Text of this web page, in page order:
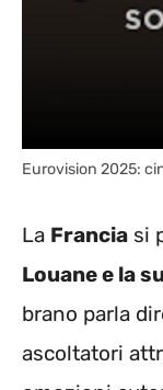
Eurovision 2025:
La Francia si
Louane e la
brano parla
ascoltatori